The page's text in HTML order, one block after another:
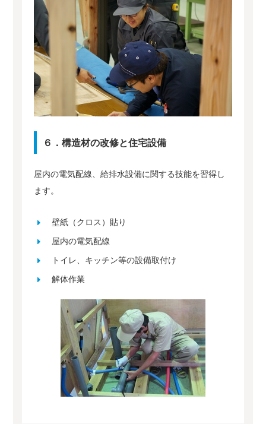
６．構造材の改修と住宅設備
屋内の電気配線、給排水設備に関する技能を習得し
ます。
壁紙（クロス）貼り
屋内の電気配線
トイレ、キッチン等の設備取付け
解体作業